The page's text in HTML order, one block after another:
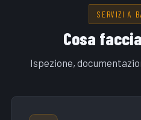
SERVIZI A
Cosa
Ispezione,